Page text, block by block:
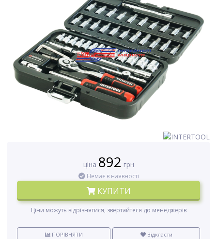
ціна 892 грн
Немає в наявності
КУПИТИ
Ціни можуть відрізнятися, звертайтеся до менеджерів
ПОРІВНЯТИ Відкласти